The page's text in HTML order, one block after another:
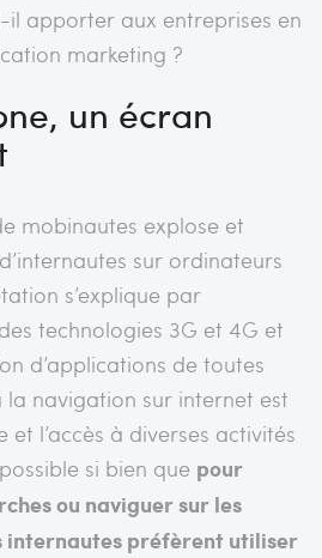
apporter aux entreprises en
marketing ?
un écran
mobinautes explose et
sur ordinateurs
s’explique par
technologies 3G et 4G et
d’applications de toutes
navigation sur internet est
l’accès à diverses activités
si bien que pour
ou naviguer sur les
internautes préfèrent utiliser